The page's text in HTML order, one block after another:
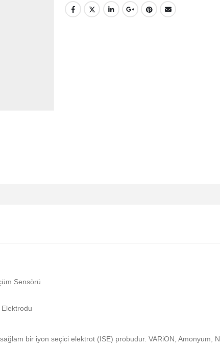
Sensörü
bir iyon seçici elektrot (ISE) probudur. VARiON, Amonyum,